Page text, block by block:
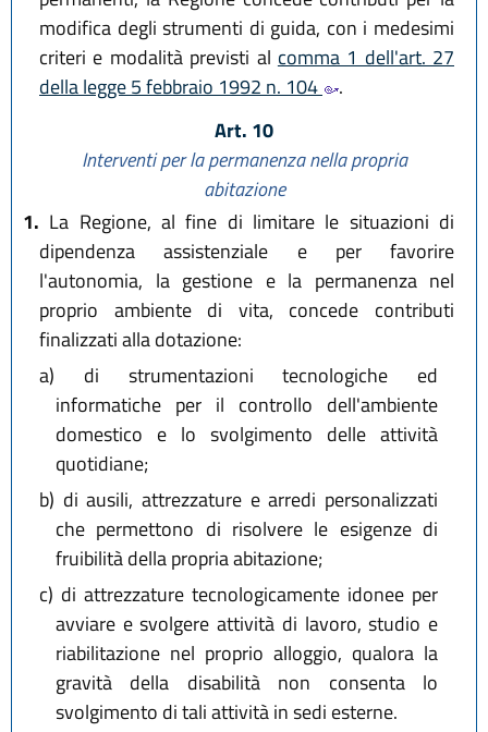
modifica degli strumenti di guida, con i medesimi
criteri e modalità previsti al comma 1 dell'art. 27
della legge 5 febbraio 1992 n. 104
.
Art. 10
Interventi per la permanenza nella propria
abitazione
1. La Regione, al fine di limitare le situazioni di
dipendenza assistenziale e per favorire
l'autonomia, la gestione e la permanenza nel
proprio ambiente di vita, concede contributi
finalizzati alla dotazione:
a) di strumentazioni tecnologiche ed
informatiche per il controllo dell'ambiente
domestico e lo svolgimento delle attività
quotidiane;
b) di ausili, attrezzature e arredi personalizzati
che permettono di risolvere le esigenze di
fruibilità della propria abitazione;
c) di attrezzature tecnologicamente idonee per
avviare e svolgere attività di lavoro, studio e
riabilitazione nel proprio alloggio, qualora la
gravità della disabilità non consenta lo
svolgimento di tali attività in sedi esterne.